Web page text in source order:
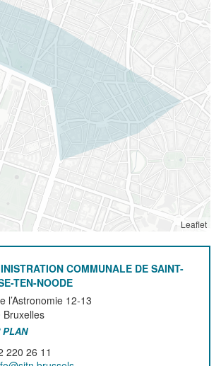
Leaflet
COMMUNALE DE SAINT-
TEN-NOODE
l’Astronomie 12-13
Bruxelles
PLAN
220 26 11